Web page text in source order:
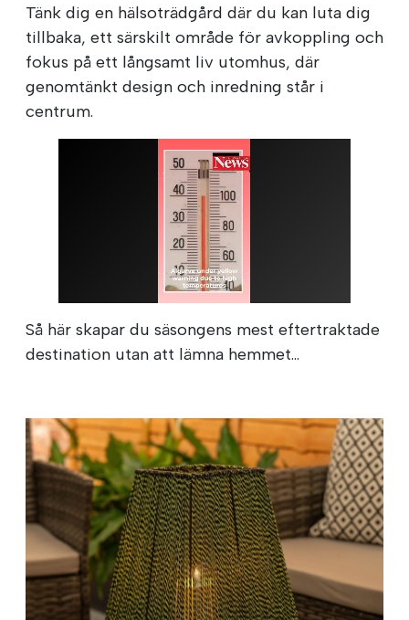
Tänk dig en hälsoträdgård där du kan luta dig
tillbaka, ett särskilt område för avkoppling och
fokus på ett långsamt liv utomhus, där
genomtänkt design och inredning står i
centrum.
Så här skapar du säsongens mest eftertraktade
destination utan att lämna hemmet...